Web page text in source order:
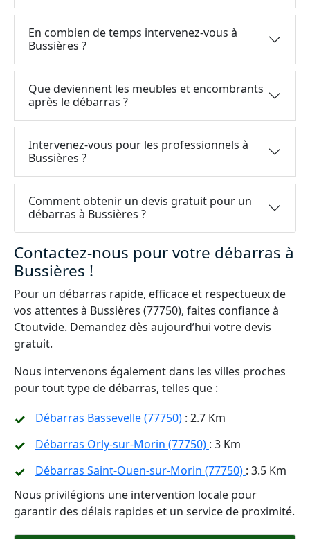
En combien de temps intervenez-vous à
Bussières ?
Que deviennent les meubles et encombrants
après le débarras ?
Intervenez-vous pour les professionnels à
Bussières ?
Comment obtenir un devis gratuit pour un
débarras à Bussières ?
Contactez-nous pour votre débarras à
Bussières !
Pour un débarras rapide, efficace et respectueux de
vos attentes à Bussières (77750), faites confiance à
Ctoutvide. Demandez dès aujourd’hui votre devis
gratuit.
Nous intervenons également dans les villes proches
pour tout type de débarras, telles que :
Débarras Bassevelle (77750) : 2.7 Km
Débarras Orly-sur-Morin (77750) : 3 Km
Débarras Saint-Ouen-sur-Morin (77750) : 3.5 Km
Nous privilégions une intervention locale pour
garantir des délais rapides et un service de proximité.